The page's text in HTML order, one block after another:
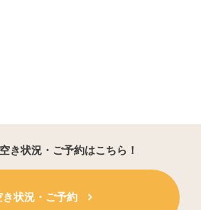
き状況・ご予約はこちら！
き状況・ご予約